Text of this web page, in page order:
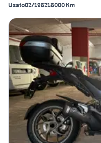
Usato02/198218000 Km